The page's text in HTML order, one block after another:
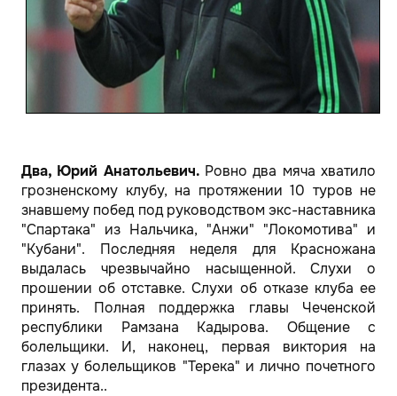
Два, Юрий Анатольевич. Ровно два мяча хватило
грозненскому клубу, на протяжении 10 туров не
знавшему побед под руководством экс-наставника
"Спартака" из Нальчика, "Анжи" "Локомотива" и
"Кубани". Последняя неделя для Красножана
выдалась чрезвычайно насыщенной. Слухи о
прошении об отставке. Слухи об отказе клуба ее
принять. Полная поддержка главы Чеченской
республики Рамзана Кадырова. Общение с
болельщики. И, наконец, первая виктория на
глазах у болельщиков "Терека" и лично почетного
президента..